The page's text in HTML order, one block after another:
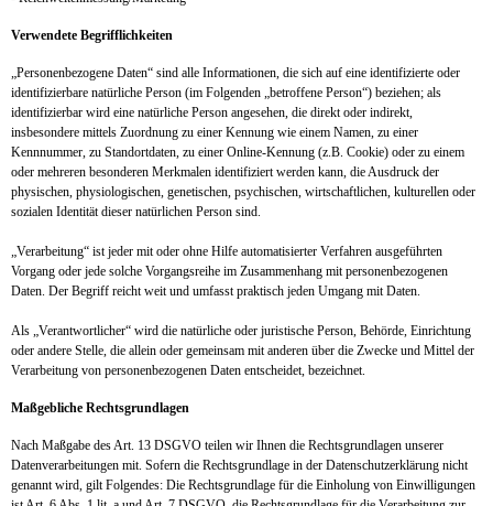
Verwendete Begrifflichkeiten
„Personenbezogene Daten“ sind alle Informationen, die sich auf eine identifizierte oder
identifizierbare natürliche Person (im Folgenden „betroffene Person“) beziehen; als
identifizierbar wird eine natürliche Person angesehen, die direkt oder indirekt,
insbesondere mittels Zuordnung zu einer Kennung wie einem Namen, zu einer
Kennnummer, zu Standortdaten, zu einer Online-Kennung (z.B. Cookie) oder zu einem
oder mehreren besonderen Merkmalen identifiziert werden kann, die Ausdruck der
physischen, physiologischen, genetischen, psychischen, wirtschaftlichen, kulturellen oder
sozialen Identität dieser natürlichen Person sind.
„Verarbeitung“ ist jeder mit oder ohne Hilfe automatisierter Verfahren ausgeführten
Vorgang oder jede solche Vorgangsreihe im Zusammenhang mit personenbezogenen
Daten. Der Begriff reicht weit und umfasst praktisch jeden Umgang mit Daten.
Als „Verantwortlicher“ wird die natürliche oder juristische Person, Behörde, Einrichtung
oder andere Stelle, die allein oder gemeinsam mit anderen über die Zwecke und Mittel der
Verarbeitung von personenbezogenen Daten entscheidet, bezeichnet.
Maßgebliche Rechtsgrundlagen
Nach Maßgabe des Art. 13 DSGVO teilen wir Ihnen die Rechtsgrundlagen unserer
Datenverarbeitungen mit. Sofern die Rechtsgrundlage in der Datenschutzerklärung nicht
genannt wird, gilt Folgendes: Die Rechtsgrundlage für die Einholung von Einwilligungen